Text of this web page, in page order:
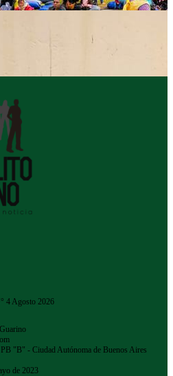
4 Agosto 2026
"B" - Ciudad Autónoma de Buenos Aires
de 2023